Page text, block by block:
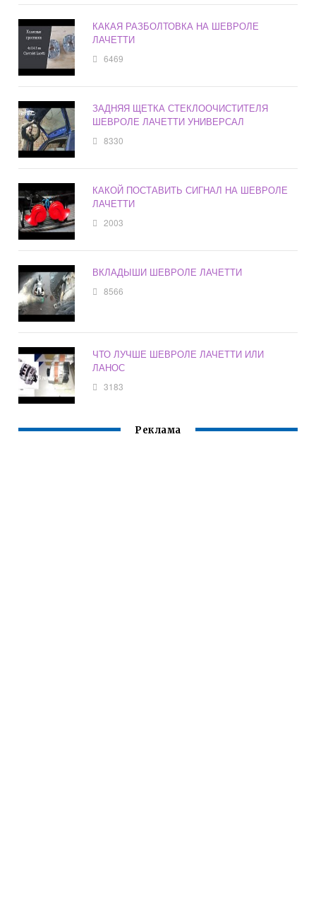
КАКАЯ РАЗБОЛТОВКА НА ШЕВРОЛЕ
ЛАЧЕТТИ
6469
ЗАДНЯЯ ЩЕТКА СТЕКЛООЧИСТИТЕЛЯ
ШЕВРОЛЕ ЛАЧЕТТИ УНИВЕРСАЛ
8330
КАКОЙ ПОСТАВИТЬ СИГНАЛ НА ШЕВРОЛЕ
ЛАЧЕТТИ
2003
ВКЛАДЫШИ ШЕВРОЛЕ ЛАЧЕТТИ
8566
ЧТО ЛУЧШЕ ШЕВРОЛЕ ЛАЧЕТТИ ИЛИ
ЛАНОС
3183
Реклама